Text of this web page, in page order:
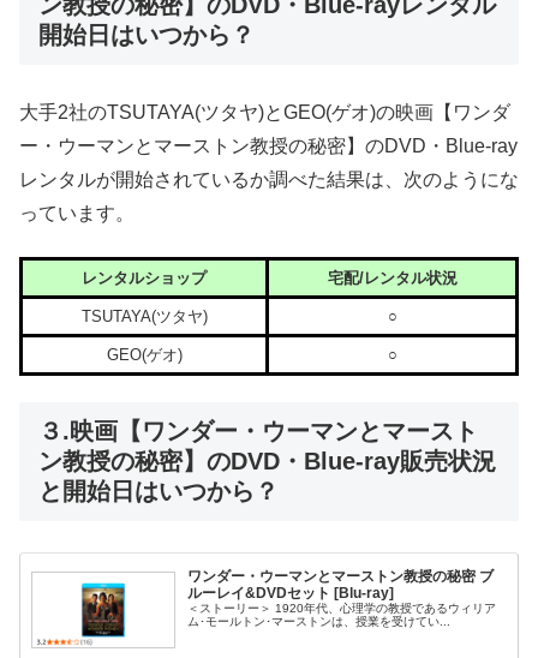
開始日はいつから？
大手2社のTSUTAYA(ツタヤ)とGEO(ゲオ)の映画【ワンダ
ー・ウーマンとマーストン教授の秘密】のDVD・Blue-ray
レンタルが開始されているか調べた結果は、次のようにな
っています。
レンタルショップ 宅配/レンタル状況
TSUTAYA(ツタヤ) ○
GEO(ゲオ) ○
３.映画【ワンダー・ウーマンとマースト
ン教授の秘密】のDVD・Blue-ray販売状況
と開始日はいつから？
ワンダー・ウーマンとマーストン教授の秘密 ブ
ルーレイ&DVDセット [Blu-ray]
＜ストーリー＞ 1920年代、心理学の教授であるウィリア
ム･モールトン･マーストンは、授業を受けてい...